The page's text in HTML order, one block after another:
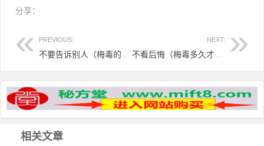
分享：
PREVIOUS: NEXT:
相关文章